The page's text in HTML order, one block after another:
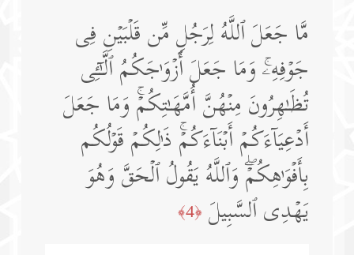
مَّا جَعَلَ ٱللَّهُ لِرَجُلࣲ مِّن قَلۡبَیۡنِ فِی
جَوۡفِهِۦۚ وَمَا جَعَلَ أَزۡوَ ٰ⁠جَكُمُ ٱلَّـٰۤـِٔی
تُظَـٰهِرُونَ مِنۡهُنَّ أُمَّهَـٰتِكُمۡۚ وَمَا جَعَلَ
أَدۡعِیَاۤءَكُمۡ أَبۡنَاۤءَكُمۡۚ ذَ ٰ⁠لِكُمۡ قَوۡلُكُم
بِأَفۡوَ ٰ⁠هِكُمۡۖ وَٱللَّهُ یَقُولُ ٱلۡحَقَّ وَهُوَ
یَهۡدِی ٱلسَّبِیلَ ﴿4﴾